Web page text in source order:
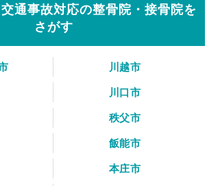
通事故対応の整骨院・接骨院を
さがす
川越市
川口市
秩父市
飯能市
本庄市